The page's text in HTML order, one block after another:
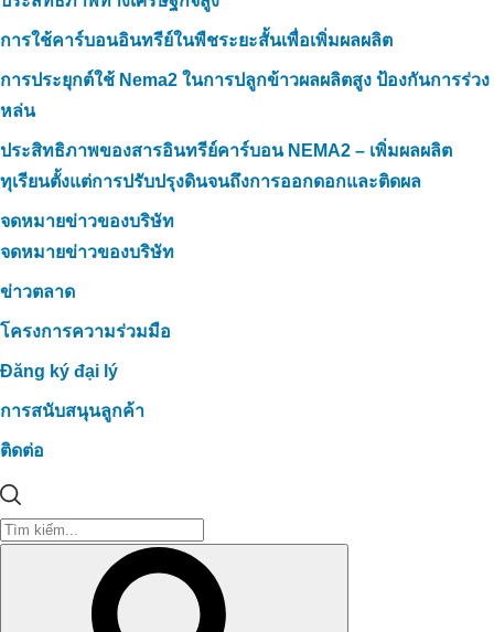
การใช้คาร์บอนอินทรีย์ในพืชระยะสั้นเพื่อเพิ่มผลผลิต
การประยุกต์ใช้ Nema2 ในการปลูกข้าวผลผลิตสูง ป้องกันการร่วง
หล่น
ประสิทธิภาพของสารอินทรีย์คาร์บอน NEMA2 – เพิ่มผลผลิต
ทุเรียนตั้งแต่การปรับปรุงดินจนถึงการออกดอกและติดผล
จดหมายข่าวของบริษัท
จดหมายข่าวของบริษัท
ข่าวตลาด
โครงการความร่วมมือ
Đăng ký đại lý
การสนับสนุนลูกค้า
ติดต่อ